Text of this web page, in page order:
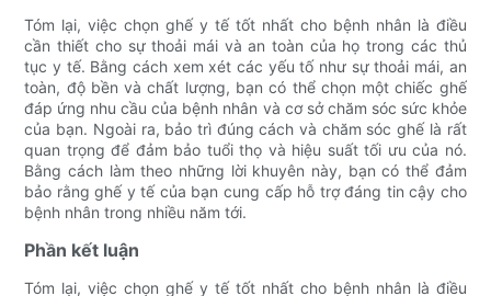
Tóm lại, việc chọn ghế y tế tốt nhất cho bệnh nhân là điều
cần thiết cho sự thoải mái và an toàn của họ trong các thủ
tục y tế. Bằng cách xem xét các yếu tố như sự thoải mái, an
toàn, độ bền và chất lượng, bạn có thể chọn một chiếc ghế
đáp ứng nhu cầu của bệnh nhân và cơ sở chăm sóc sức khỏe
của bạn. Ngoài ra, bảo trì đúng cách và chăm sóc ghế là rất
quan trọng để đảm bảo tuổi thọ và hiệu suất tối ưu của nó.
Bằng cách làm theo những lời khuyên này, bạn có thể đảm
bảo rằng ghế y tế của bạn cung cấp hỗ trợ đáng tin cậy cho
bệnh nhân trong nhiều năm tới.
Phần kết luận
Tóm lại, việc chọn ghế y tế tốt nhất cho bệnh nhân là điều